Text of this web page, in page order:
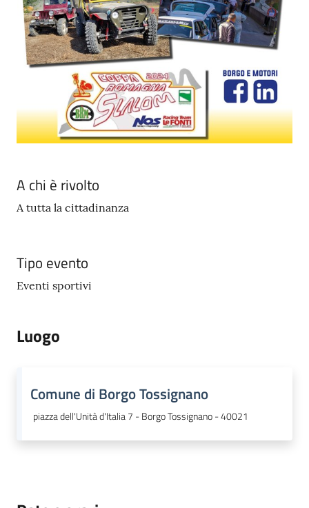
A chi è rivolto
A tutta la cittadinanza
Tipo evento
Eventi sportivi
Luogo
Comune di Borgo Tossignano
piazza dell'Unità d'Italia 7 - Borgo Tossignano - 40021